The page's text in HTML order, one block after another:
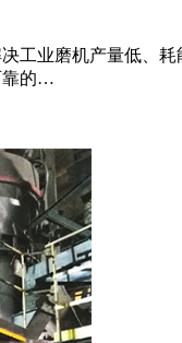
工业磨机产量低、
靠的…